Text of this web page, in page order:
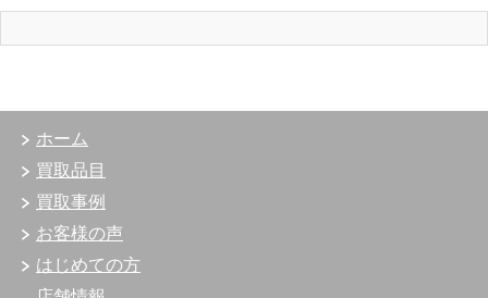
ホーム
買取品目
買取事例
お客様の声
はじめての方